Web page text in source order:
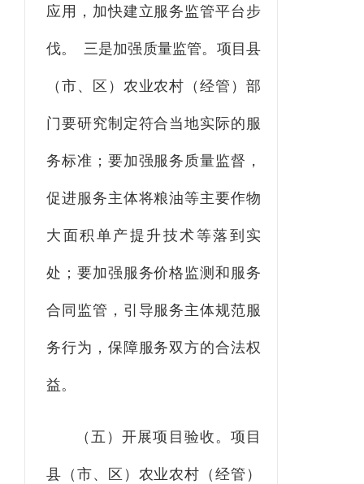
应用，加快建立服务监管平台步
伐。 三是加强 质量监管。项目县
（市、区） 农业农村 （经管）部
门 要研究制定符合当地实际的服
务标准； 要加强服务质量监督，
促进服务主体将粮油等主要作物
大面积单产提升技术等落到实
处； 要加强服务价格监测和服务
合同监管，引导服务主体规范服
务行为，保障服务双方的合法权
益。
（五 ）开展项目验收。 项目
县 （市、区） 农业农村 （经管）